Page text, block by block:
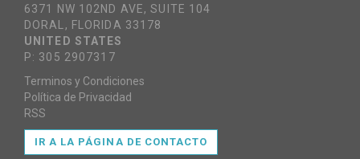
6371 NW 102ND AVE, SUITE 104
DORAL, FLORIDA 33178
UNITED STATES
P: 305 2907317
Terminos y Condiciones
Política de Privacidad
RSS
IR A LA PÁGINA DE CONTACTO